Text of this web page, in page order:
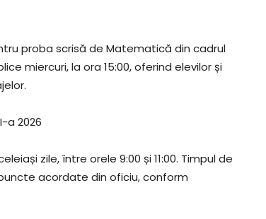
proba scrisă de Matematică din cadrul
miercuri, la ora 15:00, oferind elevilor și
a 2026
zile, între orele 9:00 și 11:00. Timpul de
acordate din oficiu, conform